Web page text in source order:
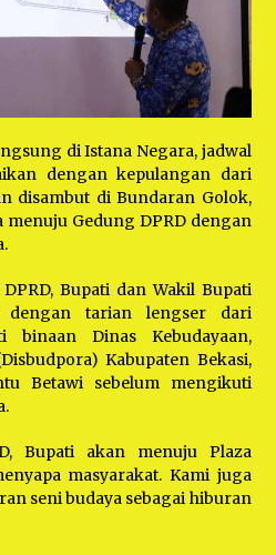
di Istana Negara, jadwal
dengan kepulangan dari
disambut di Bundaran Golok,
Gedung DPRD dengan
Bupati dan Wakil Bupati
dengan tarian lengser dari
binaan Dinas Kebudayaan,
Kabupaten Bekasi,
Betawi sebelum mengikuti
Bupati akan menuju Plaza
masyarakat. Kami juga
seni budaya sebagai hiburan